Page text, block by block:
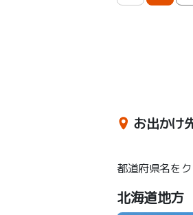
お出かけ
都道府県名を
北海道地方